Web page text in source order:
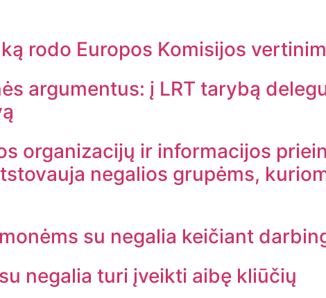
rodo Europos Komisijos
argumentus: į LRT tarybą
organizacijų ir informacijos
negalios grupėms,
su negalia keičiant
negalia turi įveikti aibę kliūčių